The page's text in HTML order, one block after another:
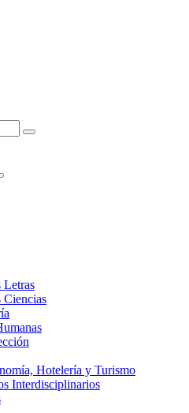
Letras
Ciencias
Hotelería y Turismo
Interdisciplinarios